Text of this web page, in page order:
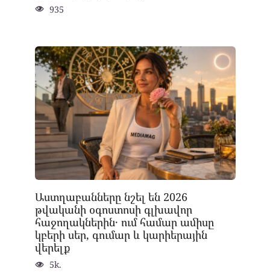
935
Աստղաբանները նշել են 2026
թվականի օգոստոսի գլխավոր
հաջողակներին․ ում համար ամիսը
կբերի սեր, գումար և կարիերային
վերելք
5k.